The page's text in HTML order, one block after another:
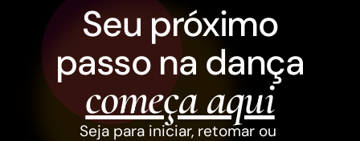
Seu próximo
passo na dança
começa aqui
Seja para iniciar, retomar ou